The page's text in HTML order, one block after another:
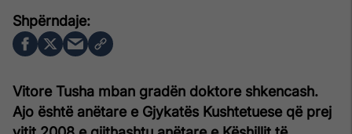
Vitore Tusha mban gradën doktore shkencash.
Ajo është anëtare e Gjykatës Kushtetuese që prej